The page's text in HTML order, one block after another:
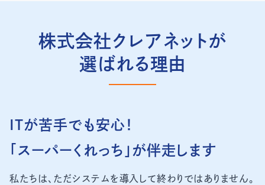
株式会社クレアネットが
選ばれる理由
ITが苦手でも安心！
「スーパーくれっち」が伴走します
私たちは、ただシステムを導入して終わりではありません。